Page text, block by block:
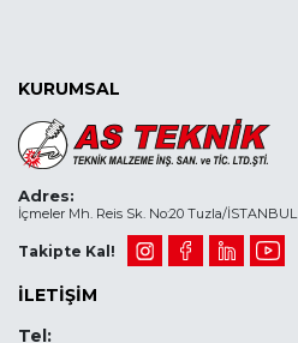
KURUMSAL
Adres:
İçmeler Mh. Reis Sk. No:20 Tuzla/İSTANBUL
Takipte Kal!
İLETIŞIM
Tel: